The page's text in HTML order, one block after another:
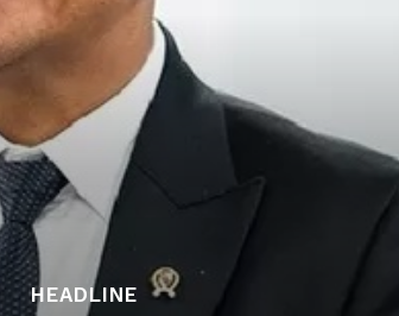
HEADLINE